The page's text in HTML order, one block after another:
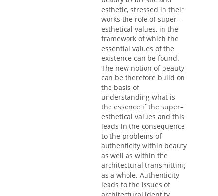
esthetic, stressed in their
works the role of super–
esthetical values, in the
framework of which the
essential values of the
existence can be found.
The new notion of beauty
can be therefore build on
the basis of
understanding what is
the essence if the super–
esthetical values and this
leads in the consequence
to the problems of
authenticity within beauty
as well as within the
architectural transmitting
as a whole. Authenticity
leads to the issues of